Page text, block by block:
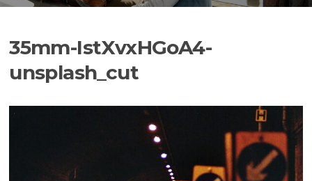
35mm-IstXvxHGoA4-
unsplash_cut